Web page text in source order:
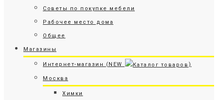
Советы по покупке мебели
Рабочее место дома
Общее
Магазины
Интернет-магазин (NEW )
Москва
Химки